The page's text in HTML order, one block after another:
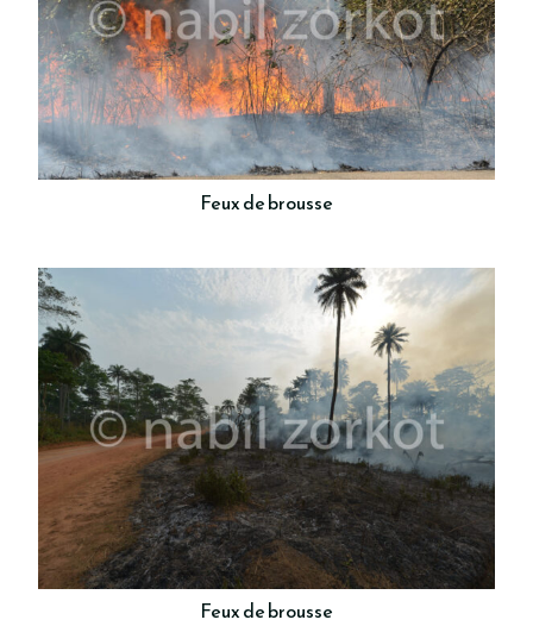
Feux de brousse
Feux de brousse